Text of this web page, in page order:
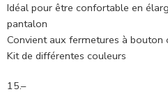
Idéal pour être confortable en
pantalon
Convient aux fermetures à bouton
Kit de différentes couleurs
15.–